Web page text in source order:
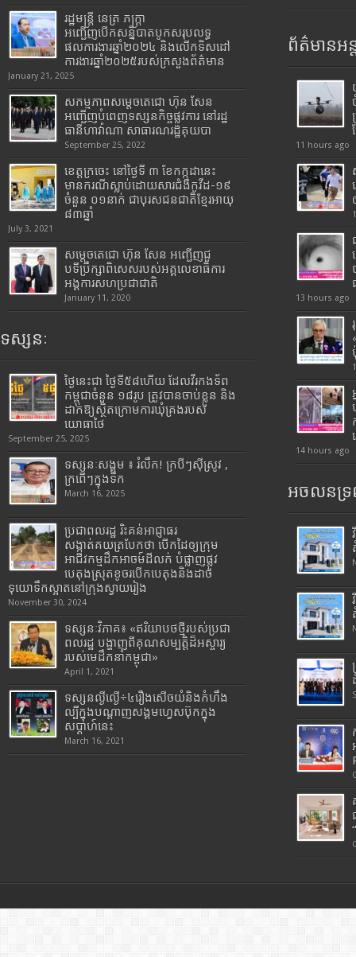
រដ្ឋមន្រ្តី​ នេត្រ​ ភក្ត្រា​
អញ្ជើញបើកសន្និបាតបូកសរុបលទ្ធ
ផលការងារឆ្នាំ២០២៤ និងលើកទិសដៅ
ការងារឆ្នាំ២០២៥របស់​ក្រសួង​ព័ត៌មាន​
January 21, 2025
សកម្មភាពសម្តេចតេជោ ហ៊ុន សែន
អញ្ជើញបំពេញទស្សនកិច្ចផ្លូវការ នៅរដ្ឋ
ធានីហាវ៉ាណា សាធារណរដ្ឋគុយបា
September 25, 2022
ខេត្តក្រចេះ នៅថ្ងៃទី ៣ ខែកក្កដានេះ
មានករណីស្លាប់ដោយសារជំងឺកូវីដ-១៩
ចំនួន ០១នាក់ ជាបុរសជនជាតិខ្មែរអាយុ
៨៣ឆ្នាំ
July 3, 2021
សម្តេចតេជោ ហ៊ុន សែន អញ្ជើញជួ
បទីប្រឹក្សាពិសេសរបស់អគ្គលេខាធិការ
អង្គការសហប្រជាជាតិ
January 11, 2020
ទស្សនៈ
ថ្ងៃនេះជា ថ្ងៃទី៥៨ហើយ ដែលវីរកងទ័ព
កម្ពុជាចំនួន ១៨រូប ត្រូវបានចាប់ខ្លួន និង
ដាក់ឱ្យស្ថិតក្រោមការឃុំគ្រងរបស់
យោធាថៃ
September 25, 2025
ទស្សនៈសង្គម ៖ រំលឹក! ក្របីៗស៊ីស្រូវ ,
ក្រពើៗក្នុងទឹក
March 16, 2025
ប្រជាពលរដ្ឋ រិះគន់អាជ្ញាធរ
សង្កាត់គយត្របែកថា បើកដៃឲ្យក្រុម
អាជីវកម្មដឹកអាចម៍ដីលក់ បំផ្លាញផ្លូវ
បេតុងស្រុតខូចរបើកបេតុងនិងដាច់
ទុយោទឹកស្អាតនៅក្រុងស្វាយរៀង
November 30, 2024
ទស្សនៈវិភាគ៖ «ឥរិយាបថថ្មីរបស់ប្រជា
ពលរដ្ឋ បង្ហាញពីគុណសម្បត្តិដ៏អស្ចារ្យ
របស់មេដឹកនាំកម្ពុជា»
April 1, 2021
ទស្សនល្ងីល្ងើ÷៤រឿងសើចយំនិងកំហឹង
ល្បីក្នុងបណ្តាញសង្គមហ្វេសប៊ុកក្នុង
សប្តាហ៍នេះ
March 16, 2021
ព័ត៌មានអន្
11 hours ago
13 hours ago
14 hours ago
អចលនទ្រ